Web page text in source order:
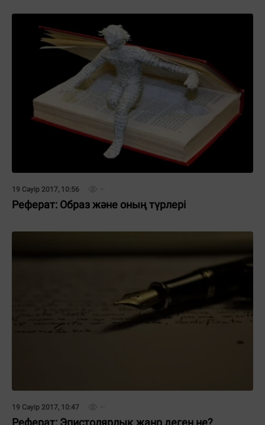
19 Сәуір 2017, 10:56
Реферат: Образ және оның түрлері
19 Сәуір 2017, 10:47
Реферат: Эпистoлярлық жанр деген не?